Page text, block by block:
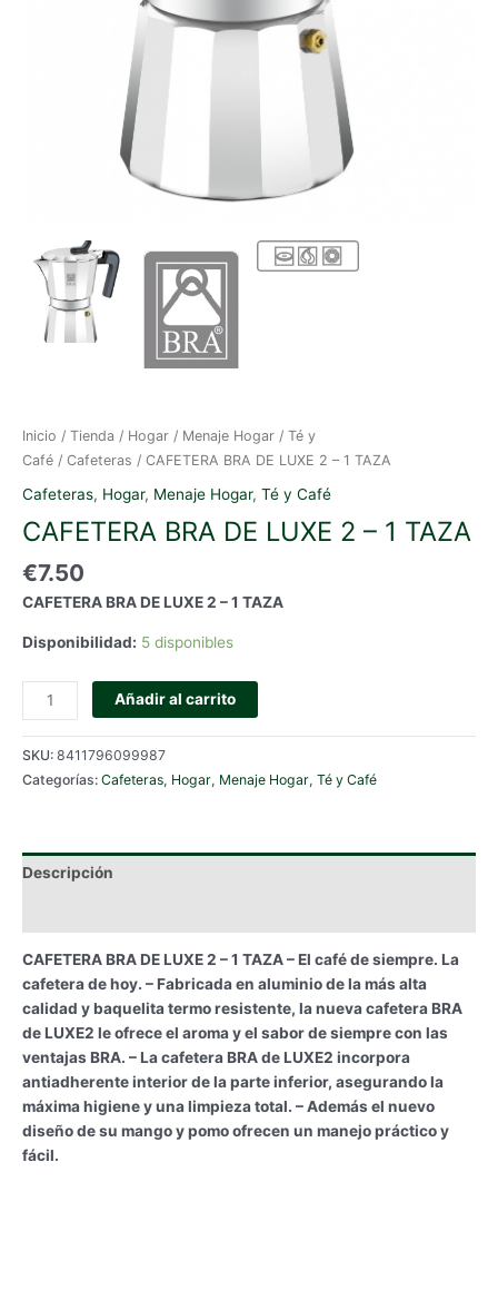
Inicio / Tienda / Hogar / Menaje Hogar / Té y
Café / Cafeteras / CAFETERA BRA DE LUXE 2 – 1 TAZA
Cafeteras, Hogar, Menaje Hogar, Té y Café
CAFETERA BRA DE LUXE 2 – 1 TAZA
€7.50
CAFETERA BRA DE LUXE 2 – 1 TAZA
Disponibilidad: 5 disponibles
CAFETERA
BRA
DE
LUXE
2
TAZA
Añadir al carrito
SKU: 8411796099987
Categorías: Cafeteras, Hogar, Menaje Hogar, Té y Café
Descripción
CAFETERA BRA DE LUXE 2 – 1 TAZA – El café de siempre. La
cafetera de hoy. – Fabricada en aluminio de la más alta
calidad y baquelita termo resistente, la nueva cafetera BRA
de LUXE2 le ofrece el aroma y el sabor de siempre con las
ventajas BRA. – La cafetera BRA de LUXE2 incorpora
antiadherente interior de la parte inferior, asegurando la
máxima higiene y una limpieza total. – Además el nuevo
diseño de su mango y pomo ofrecen un manejo práctico y
fácil.